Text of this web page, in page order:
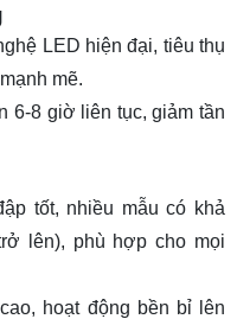
LED hiện đại, tiêu thụ
mẽ.
6-8 giờ liên tục, giảm tần
tốt, nhiều mẫu có khả
lên), phù hợp cho mọi
hoạt động bền bỉ lên